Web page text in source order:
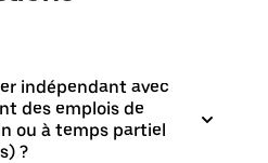
indépendant avec
des emplois de
ou à temps partiel
?